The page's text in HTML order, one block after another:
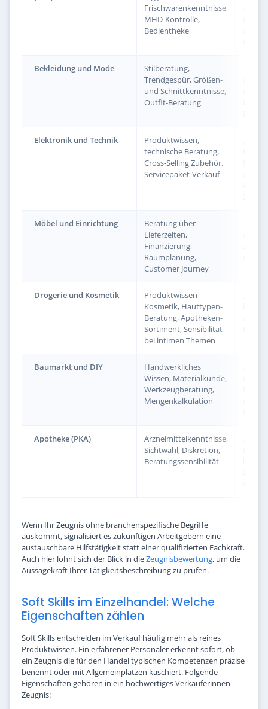
Frischwarenkenntnisse,
MHD-Kontrolle,
Bedientheke
Bekleidung und Mode
Stilberatung,
Trendgespür, Größen-
und Schnittkenntnisse,
Outfit-Beratung
Elektronik und Technik
Produktwissen,
technische Beratung,
Cross-Selling Zubehör,
Servicepaket-Verkauf
Möbel und Einrichtung
Beratung über
Lieferzeiten,
Finanzierung,
Raumplanung,
Customer Journey
Drogerie und Kosmetik
Produktwissen
Kosmetik, Hauttypen-
Beratung, Apotheken-
Sortiment, Sensibilität
bei intimen Themen
Baumarkt und DIY
Handwerkliches
Wissen, Materialkunde,
Werkzeugberatung,
Mengenkalkulation
Apotheke (PKA)
Arzneimittelkenntnisse,
Sichtwahl, Diskretion,
Beratungssensibilität
Wenn Ihr Zeugnis ohne branchenspezifische Begriffe
auskommt, signalisiert es zukünftigen Arbeitgebern eine
austauschbare Hilfstätigkeit statt einer qualifizierten Fachkraft.
Auch hier lohnt sich der Blick in dieZeugnisbewertung, um die
Aussagekraft Ihrer Tätigkeitsbeschreibung zu prüfen.
Soft Skills im Einzelhandel: Welche
Eigenschaften zählen
Soft Skills entscheiden im Verkauf häufig mehr als reines
Produktwissen. Ein erfahrener Personaler erkennt sofort, ob
ein Zeugnis die für den Handel typischen Kompetenzen präzise
benennt oder mit Allgemeinplätzen kaschiert. Folgende
Eigenschaften gehören in ein hochwertiges Verkäuferinnen-
Zeugnis: